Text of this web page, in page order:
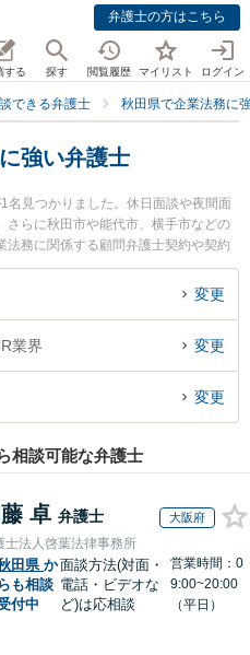
弁護士の方はこちら
する 探す 閲覧履歴 マイリスト ログイン
できる弁護士 秋田県で企業法務に
強い弁護士
名見つかりました。休日面談や夜間面
さらに秋田市や能代市、横手市などの
務に関係する顧問弁護士契約や契約
・就業規則作成等の細かな分野での絞
事務所の田中 伸顕弁護士のプロフィ
の弁護士を検索したい』『初回相談無
県内の弁護士に相談予約したい』など
変更
業界 変更
変更
相談可能な弁護士
卓 弁護士 大阪府
士法人啓葉法律事務所
田県 か
らも相談
付中
面談方法(対面・
電話・ビデオな
ど)は応相談
営業時間：0
9:00~20:00
（平日）